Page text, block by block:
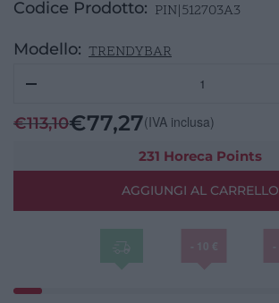
Codice Prodotto: PIN|512703A3
Modello: TRENDYBAR
espositore
refrigerato
ciotole
€113,10€77,27(IVA inclusa)
231 Horeca Points
AGGIUNGI AL CARRELLO